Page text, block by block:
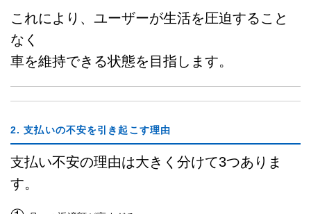
これにより、ユーザーが生活を圧迫すること
なく
車を維持できる状態を目指します。
2. 支払いの不安を引き起こす理由
支払い不安の理由は大きく分けて3つありま
す。